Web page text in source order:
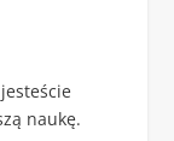
naukę.